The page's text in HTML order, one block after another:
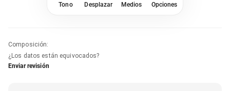
Tono Desplazar Medios Opciones
Composición:
¿Los datos están equivocados?
Enviar revisión